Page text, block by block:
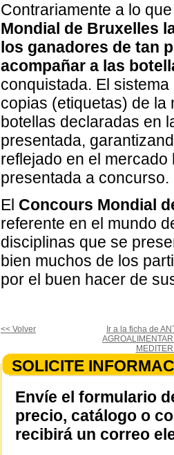
Contrariamente a lo
Mondial de Bruxelles
los ganadores de tan
acompañar a las
conquistada. El
copias (etiquetas) de la
botellas declaradas en
presentada,
reflejado en el
presentada a concurso.
El Concours Mondial
referente en el mundo
disciplinas que se
bien muchos de los
por el buen hacer de
<< Volver
Ir a la ficha de
SOLICITE
Envíe el formulario
precio, catálogo o
recibirá un correo